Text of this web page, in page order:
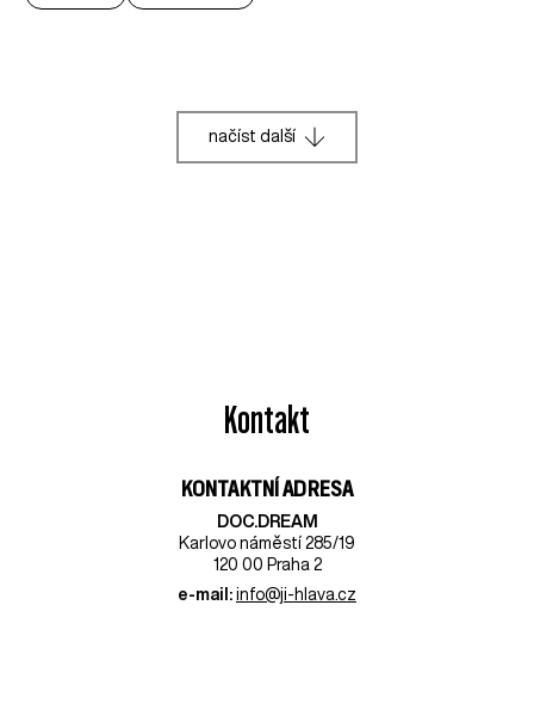
načíst další
Kontakt
KONTAKTNÍ ADRESA
DOC.DREAM​
Karlovo náměstí 285/19
120 00 Praha 2
e-mail: info@ji-hlava.cz